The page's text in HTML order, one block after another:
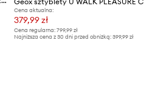
Cena aktualna:
379,99 zł
Cena regularna:799,99 zł
Najniższa cena z 30 dni przed obniżką:399,99 zł